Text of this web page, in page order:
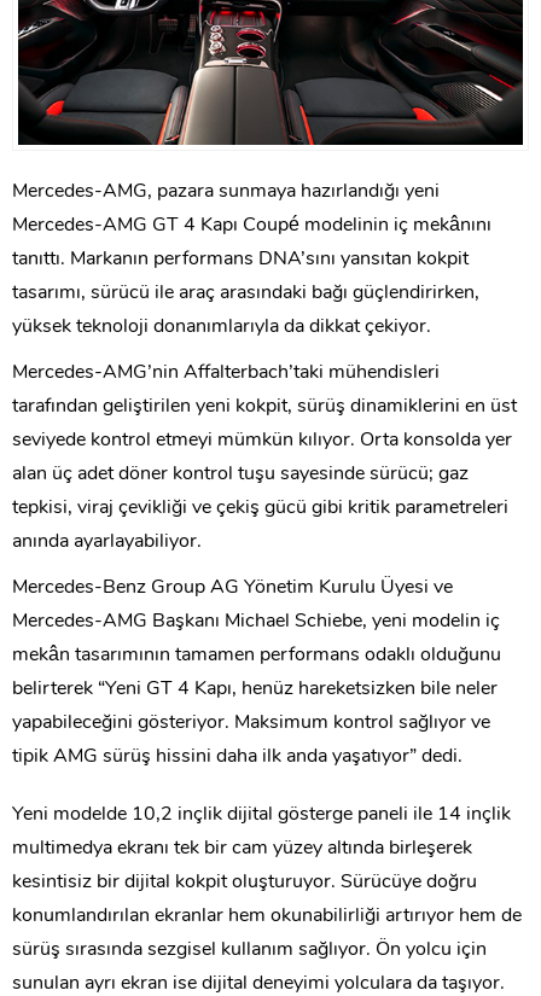
Mercedes-AMG, pazara sunmaya hazırlandığı yeni
Mercedes-AMG GT 4 Kapı Coupé modelinin iç mekânını
tanıttı. Markanın performans DNA’sını yansıtan kokpit
tasarımı, sürücü ile araç arasındaki bağı güçlendirirken,
yüksek teknoloji donanımlarıyla da dikkat çekiyor.
Mercedes-AMG’nin Affalterbach’taki mühendisleri
tarafından geliştirilen yeni kokpit, sürüş dinamiklerini en üst
seviyede kontrol etmeyi mümkün kılıyor. Orta konsolda yer
alan üç adet döner kontrol tuşu sayesinde sürücü; gaz
tepkisi, viraj çevikliği ve çekiş gücü gibi kritik parametreleri
anında ayarlayabiliyor.
Mercedes-Benz Group AG Yönetim Kurulu Üyesi ve
Mercedes-AMG Başkanı Michael Schiebe, yeni modelin iç
mekân tasarımının tamamen performans odaklı olduğunu
belirterek “Yeni GT 4 Kapı, henüz hareketsizken bile neler
yapabileceğini gösteriyor. Maksimum kontrol sağlıyor ve
tipik AMG sürüş hissini daha ilk anda yaşatıyor” dedi.
Yeni modelde 10,2 inçlik dijital gösterge paneli ile 14 inçlik
multimedya ekranı tek bir cam yüzey altında birleşerek
kesintisiz bir dijital kokpit oluşturuyor. Sürücüye doğru
konumlandırılan ekranlar hem okunabilirliği artırıyor hem de
sürüş sırasında sezgisel kullanım sağlıyor. Ön yolcu için
sunulan ayrı ekran ise dijital deneyimi yolculara da taşıyor.